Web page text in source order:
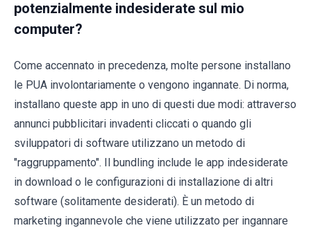
potenzialmente indesiderate sul mio
computer?
Come accennato in precedenza, molte persone installano
le PUA involontariamente o vengono ingannate. Di norma,
installano queste app in uno di questi due modi: attraverso
annunci pubblicitari invadenti cliccati o quando gli
sviluppatori di software utilizzano un metodo di
"raggruppamento". Il bundling include le app indesiderate
in download o le configurazioni di installazione di altri
software (solitamente desiderati). È un metodo di
marketing ingannevole che viene utilizzato per ingannare